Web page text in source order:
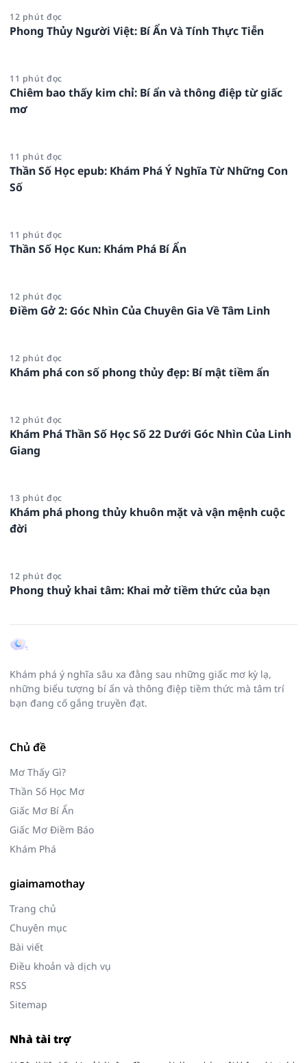
12 phút đọc
Phong Thủy Người Việt: Bí Ẩn Và Tính Thực Tiễn
11 phút đọc
Chiêm bao thấy kim chỉ: Bí ẩn và thông điệp từ giấc
mơ
11 phút đọc
Thần Số Học epub: Khám Phá Ý Nghĩa Từ Những Con
Số
11 phút đọc
Thần Số Học Kun: Khám Phá Bí Ẩn
12 phút đọc
Điềm Gở 2: Góc Nhìn Của Chuyên Gia Về Tâm Linh
12 phút đọc
Khám phá con số phong thủy đẹp: Bí mật tiềm ẩn
12 phút đọc
Khám Phá Thần Số Học Số 22 Dưới Góc Nhìn Của Linh
Giang
13 phút đọc
Khám phá phong thủy khuôn mặt và vận mệnh cuộc
đời
12 phút đọc
Phong thuỷ khai tâm: Khai mở tiềm thức của bạn
Khám phá ý nghĩa sâu xa đằng sau những giấc mơ kỳ lạ,
những biểu tượng bí ẩn và thông điệp tiềm thức mà tâm trí
bạn đang cố gắng truyền đạt.
Chủ đề
Mơ Thấy Gì?
Thần Số Học Mơ
Giấc Mơ Bí Ẩn
Giấc Mơ Điềm Báo
Khám Phá
giaimamothay
Trang chủ
Chuyên mục
Bài viết
Điều khoản và dịch vụ
RSS
Sitemap
Nhà tài trợ